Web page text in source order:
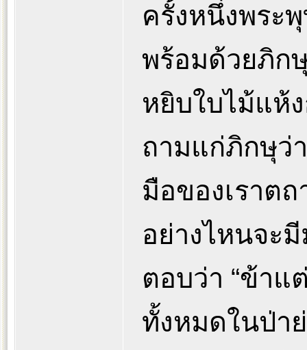
ครั้งหนึ่งพระ
พร้อมด้วยภิก
หยิบใบไม้แห้
ถามแก่ภิกษุว่
มือของเราต
อย่างไหนจะ
ตอบว่า “ข้าแ
ทั้งหมดในป่า